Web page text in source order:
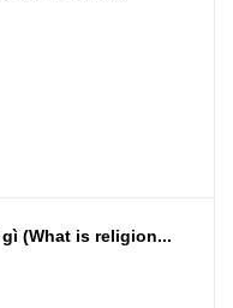
(What is religion...